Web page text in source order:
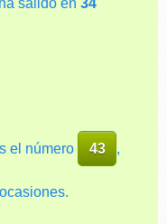
el número 43 ,
ocasiones.